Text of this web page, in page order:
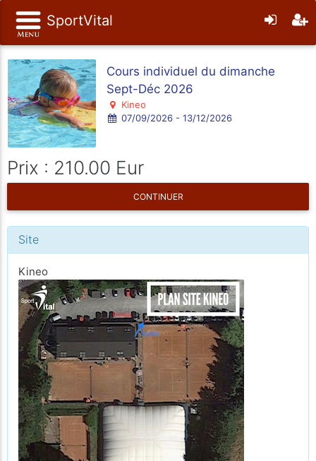
SportVital
Cours individuel du dimanche
Sept-Déc 2026
Kineo
07/09/2026 - 13/12/2026
Prix : 210.00 Eur
CONTINUER
Site
Kineo